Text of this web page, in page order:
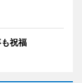
祝福